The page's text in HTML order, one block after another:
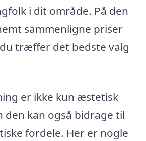
i dit område. På den
sammenligne priser
træffer det bedste valg
er ikke kun æstetisk
den kan også bidrage til
fordele. Her er nogle